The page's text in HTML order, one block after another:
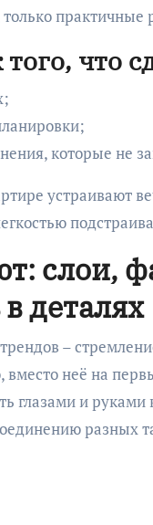
практичные
что
которые не
устраивают
слои,
деталях
–
вместо неё на
глазами и
разных